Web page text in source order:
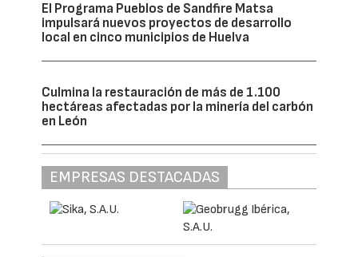
El Programa Pueblos de Sandfire Matsa
impulsará nuevos proyectos de desarrollo
local en cinco municipios de Huelva
Culmina la restauración de más de 1.100
hectáreas afectadas por la minería del carbón
en León
EMPRESAS DESTACADAS